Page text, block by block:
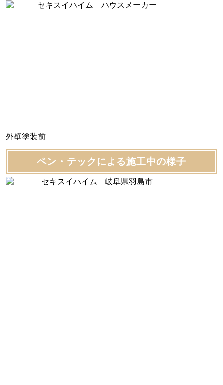
外壁塗装前
ペン・テックによる施工中の様子